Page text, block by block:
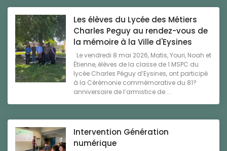
Les élèves du Lycée des Métiers
Charles Peguy au rendez-vous de
la mémoire à la Ville d'Eysines
Le vendredi 8 mai 2026, Matis, Youri, Noah et
Étienne, élèves de la classe de 1 MSPC du
lycée Charles Péguy d’Eysines, ont participé
à la Cérémonie commémorative du 81?
anniversaire de l’armistice de ...
Intervention Génération
numérique